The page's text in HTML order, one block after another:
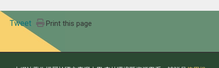
Tweet Print this page